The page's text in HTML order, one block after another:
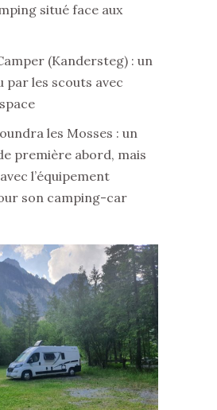
situé face aux
(Kandersteg) : un
par les scouts avec
les Mosses : un
première abord, mais
l’équipement
son camping-car